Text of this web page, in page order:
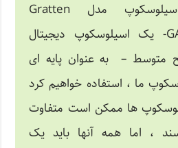
ما از اسیلوسکوپ مدل Gratten
GA1102CAL- یک اسیلوسکوپ دیجیتال
– به عنوان پایه ای
ما ، استفاده خواهیم کرد
ها ممکن است متفاوت
، اما همه آنها باید یک